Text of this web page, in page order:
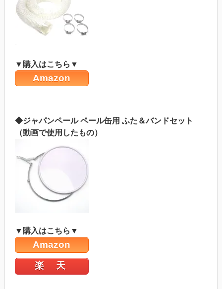
▼購入はこちら▼
Amazon
◆ジャパンペール ペール缶用 ふた＆バンドセット
（動画で使用したもの）
▼購入はこちら▼
Amazon
楽 天